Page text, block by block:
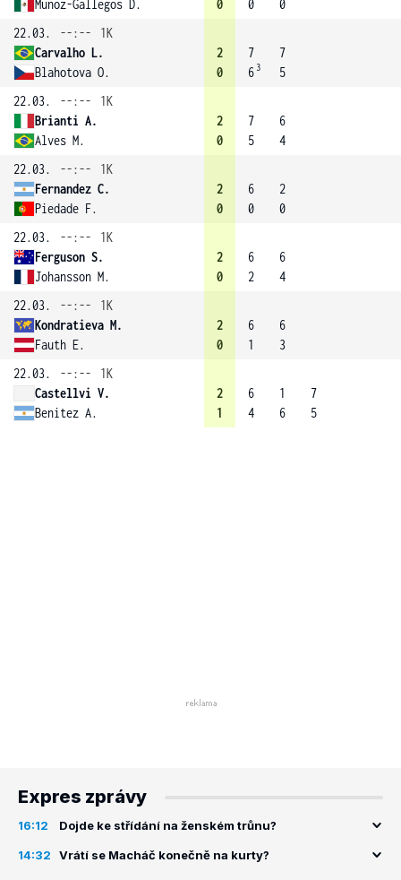
Munoz-Gallegos D. 0 0
0
22.03.
--:--
1K
Carvalho L.
Blahotova O.
2
0
7
6 3
7
5
22.03.
--:--
1K
Brianti A.
Alves M.
2
0
7
5
6
4
22.03.
--:--
1K
Fernandez C.
Piedade F.
2
0
6
0
2
0
22.03.
--:--
1K
Ferguson S.
Johansson M.
2
0
6
2
6
4
22.03.
--:--
1K
Kondratieva M.
Fauth E.
2
0
6
1
6
3
22.03.
--:--
1K
Castellvi V.
Benitez A.
2
1
6
4
1
6
7
5
Expres zprávy
16:12 Dojde ke střídání na ženském trůnu?
14:32 Vrátí se Macháč konečně na kurty?